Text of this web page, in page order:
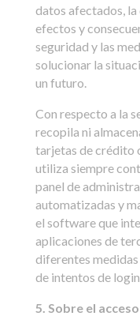
datos afectados,
efectos y
seguridad y las
solucionar la
un futuro.
Con respecto a la
recopila ni
tarjetas de crédito
utiliza siempre
panel de
automatizadas y
el software que
aplicaciones de
diferentes
de intentos de
5. Sobre el